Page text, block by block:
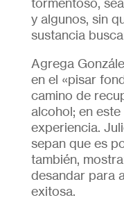
y algunos, sin
sustancia
Agrega
en el «pisar
camino de
alcohol; en
experiencia.
sepan que es
también,
desandar para
exitosa.